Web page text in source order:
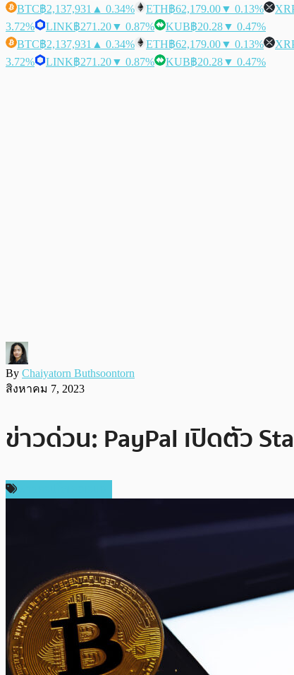
BTC฿2,137,931 ▲ 0.34% ETH฿62,179.00▼ 0.13%
3.72%
LINK฿271.20▼ 0.87% KUB฿20.28▼ 0.47%
BTC฿2,137,931 ▲ 0.34% ETH฿62,179.00▼ 0.13%
3.72%
LINK฿271.20▼ 0.87% KUB฿20.28▼ 0.47%
By Chaiyatorn Buthsoontorn
สิงหาคม 7, 2023
ข่าวด่วน: PayPal เปิดตัว